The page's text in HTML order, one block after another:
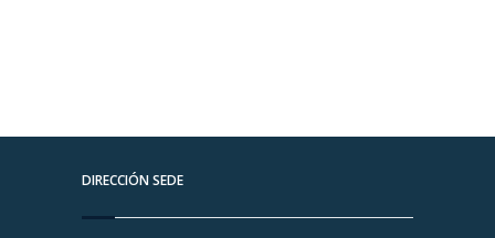
DIRECCIÓN SEDE